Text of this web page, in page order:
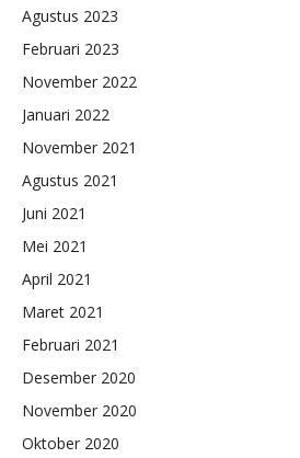
Agustus 2023
Februari 2023
November 2022
Januari 2022
November 2021
Agustus 2021
Juni 2021
Mei 2021
April 2021
Maret 2021
Februari 2021
Desember 2020
November 2020
Oktober 2020